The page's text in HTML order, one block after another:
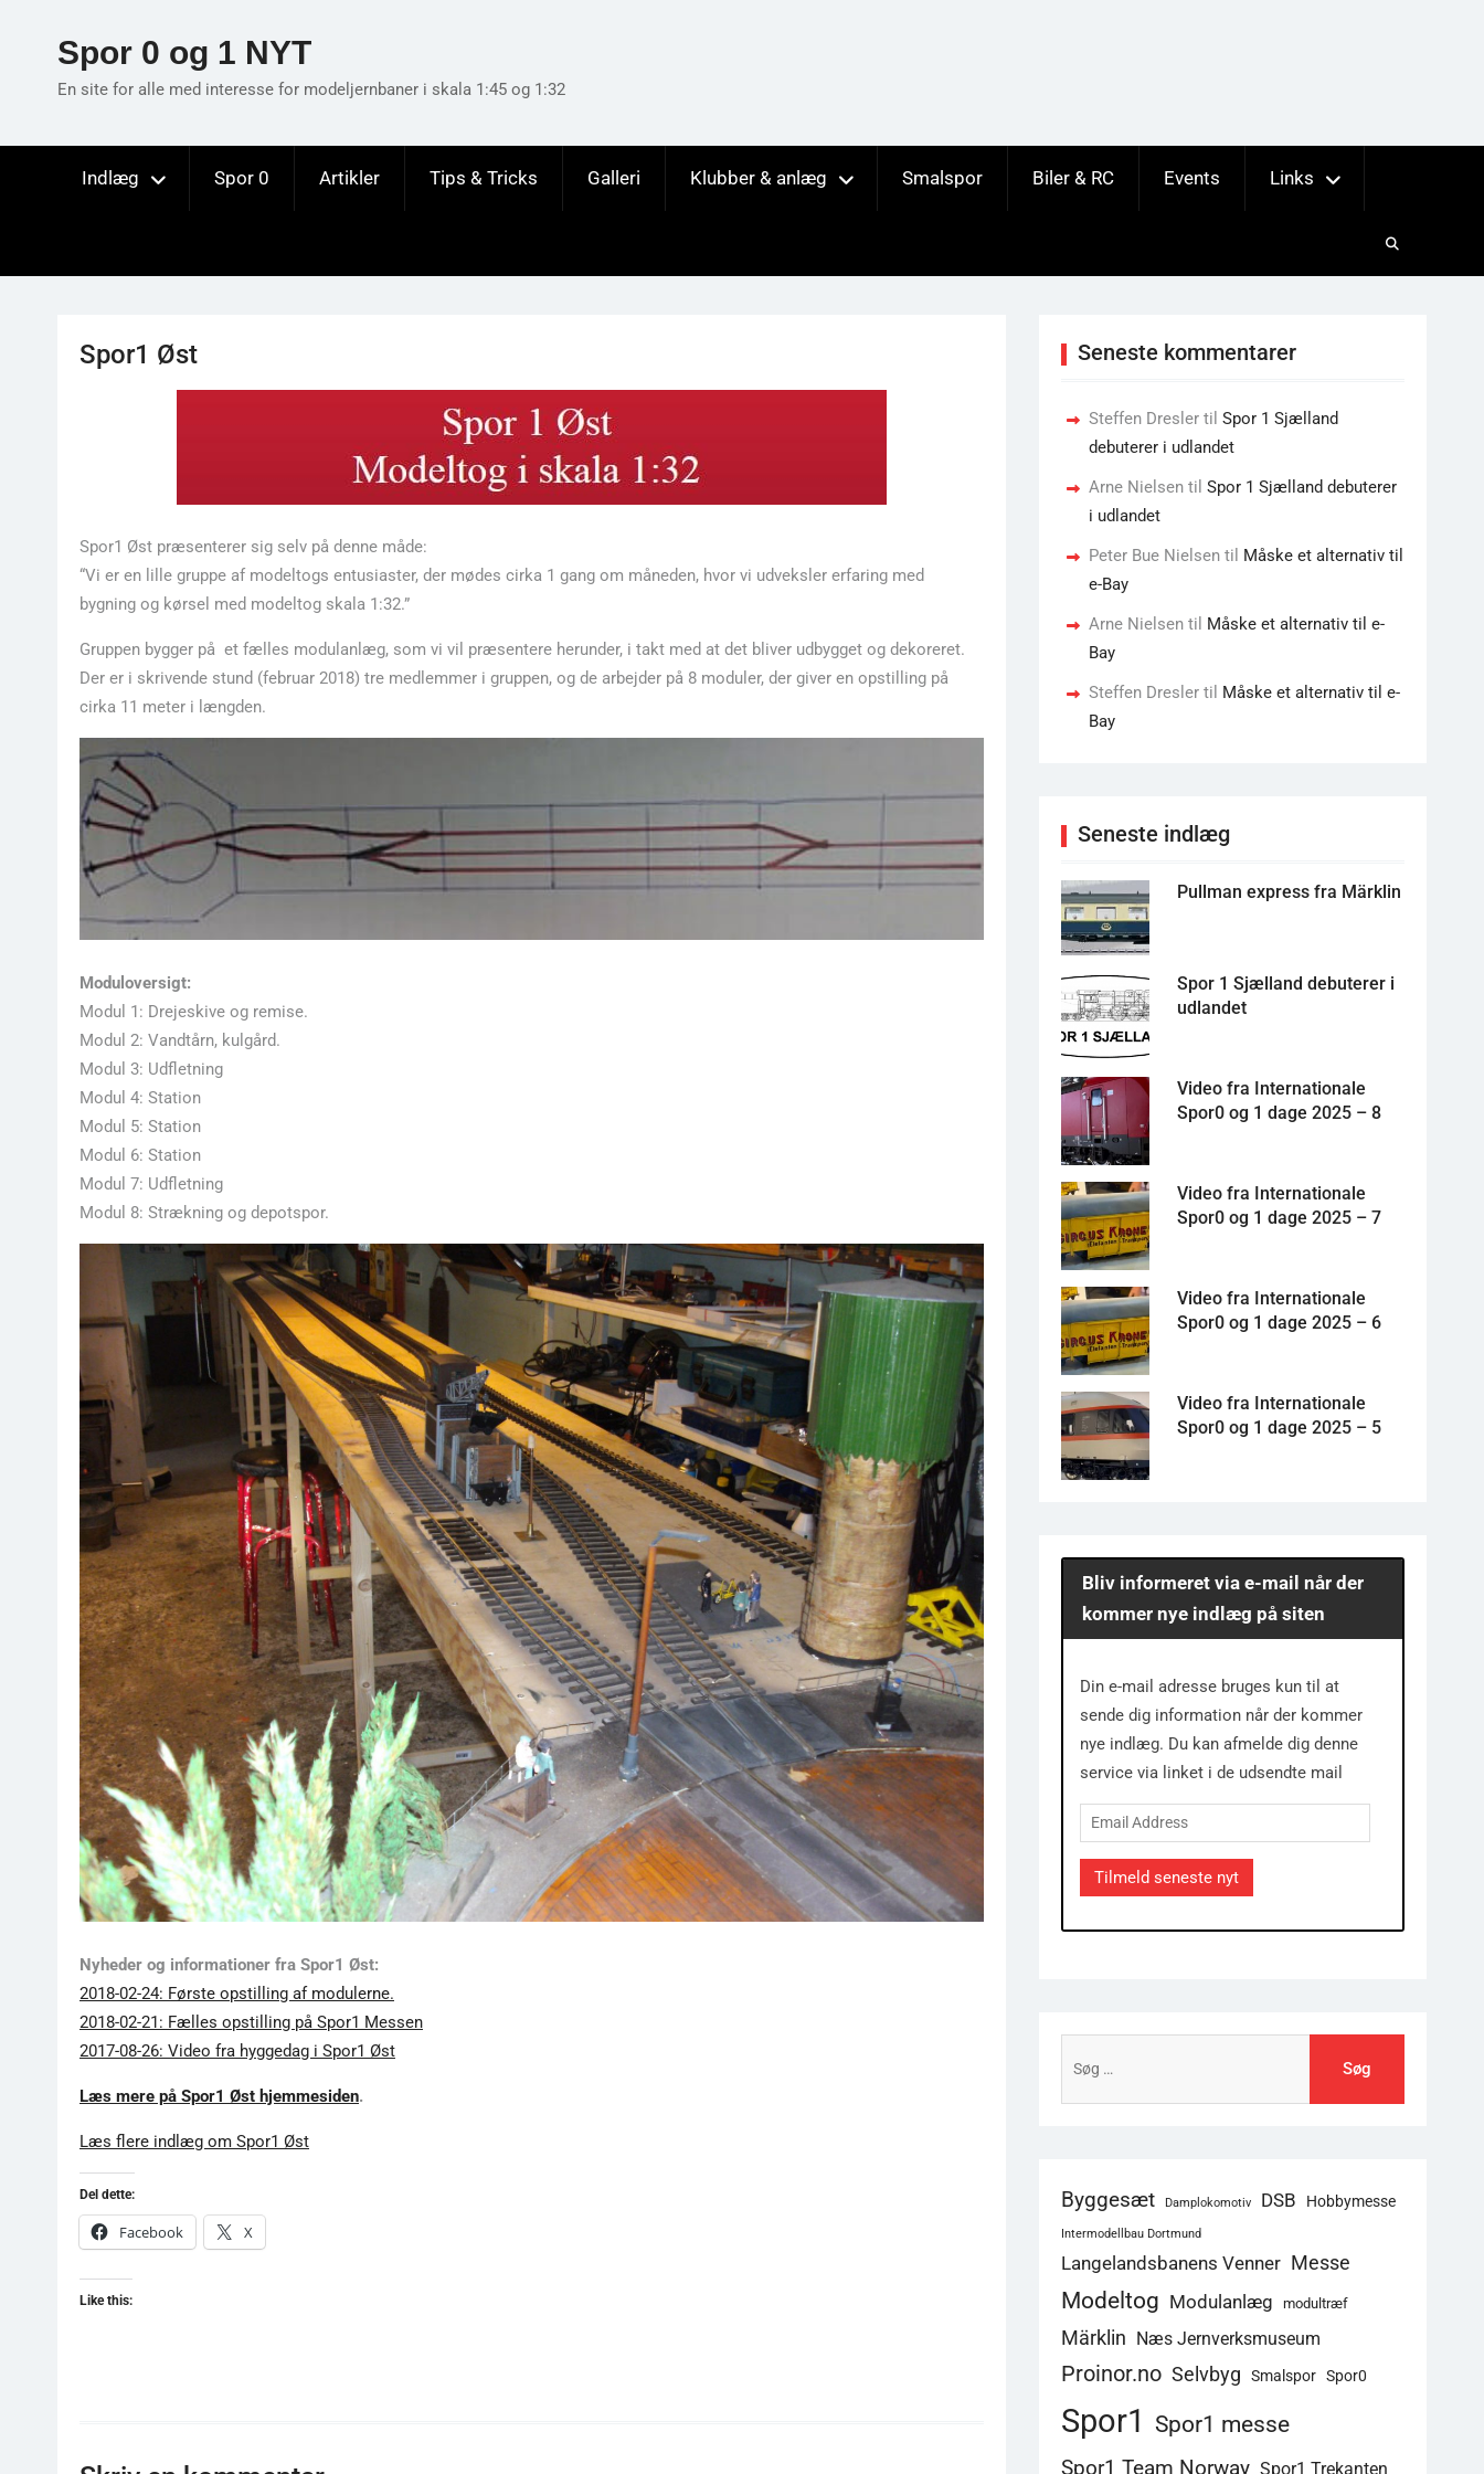
Spor 0 og 1 NYT
En site for alle med interesse for modeljernbaner i skala 1:45 og 1:32
Indlæg Spor 0 Artikler Tips & Tricks Galleri Klubber & anlæg Smalspor Biler & RC Events Links
Spor1 Øst
Spor1 Øst præsenterer sig selv på denne måde:
“Vi er en lille gruppe af modeltogs entusiaster, der mødes cirka 1 gang om måneden, hvor vi udveksler erfaring med
bygning og kørsel med modeltog skala 1:32.”
Gruppen bygger på et fælles modulanlæg, som vi vil præsentere herunder, i takt med at det bliver udbygget og dekoreret.
Der er i skrivende stund (februar 2018) tre medlemmer i gruppen, og de arbejder på 8 moduler, der giver en opstilling på
cirka 11 meter i længden.
Moduloversigt:
Modul 1: Drejeskive og remise.
Modul 2: Vandtårn, kulgård.
Modul 3: Udfletning
Modul 4: Station
Modul 5: Station
Modul 6: Station
Modul 7: Udfletning
Modul 8: Strækning og depotspor.
Nyheder og informationer fra Spor1 Øst:
2018-02-24: Første opstilling af modulerne.
2018-02-21: Fælles opstilling på Spor1 Messen
2017-08-26: Video fra hyggedag i Spor1 Øst
Læs mere på Spor1 Øst hjemmesiden.
Læs flere indlæg om Spor1 Øst
Del dette:
Facebook X
Like this:
Seneste kommentarer
Steffen Dresler til Spor 1 Sjælland
debuterer i udlandet
Arne Nielsen til Spor 1 Sjælland debuterer
i udlandet
Peter Bue Nielsen til Måske et alternativ til
e-Bay
Arne Nielsen til Måske et alternativ til e-
Bay
Steffen Dresler til Måske et alternativ til e-
Bay
Seneste indlæg
Pullman express fra Märklin
Spor 1 Sjælland debuterer i
udlandet
Video fra Internationale
Spor0 og 1 dage 2025 – 8
Video fra Internationale
Spor0 og 1 dage 2025 – 7
Video fra Internationale
Spor0 og 1 dage 2025 – 6
Video fra Internationale
Spor0 og 1 dage 2025 – 5
Bliv informeret via e-mail når der
kommer nye indlæg på siten
Din e-mail adresse bruges kun til at
sende dig information når der kommer
nye indlæg. Du kan afmelde dig denne
service via linket i de udsendte mail
Email
Address
Tilmeld seneste nyt
efter:
Byggesæt Damplokomotiv DSB Hobbymesse
Intermodellbau Dortmund
Langelandsbanens Venner Messe
Modeltog Modulanlæg modultræf
Märklin Næs Jernverksmuseum
Proinor.no Selvbyg Smalspor Spor0
Spor1 Spor1 messe
Spor1 Team Norway Spor1 Trekanten